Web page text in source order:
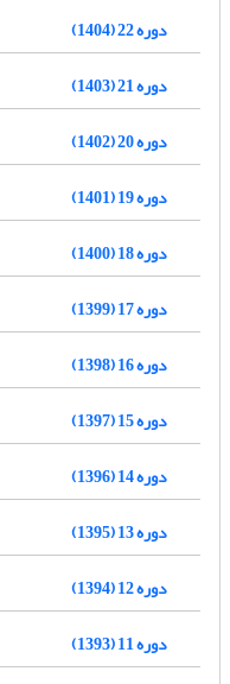
دوره 22 (1404)
دوره 21 (1403)
دوره 20 (1402)
دوره 19 (1401)
دوره 18 (1400)
دوره 17 (1399)
دوره 16 (1398)
دوره 15 (1397)
دوره 14 (1396)
دوره 13 (1395)
دوره 12 (1394)
دوره 11 (1393)